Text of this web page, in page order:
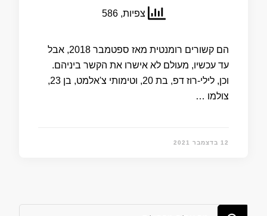
צפיות, 586
הם קשורים רומנטית מאז ספטמבר 2018, אבל
עד עכשיו, מעולם לא אישרו את הקשר ביניהם.
וכן, לילי-רוז דפ, בת 20, וטימותי צ'אלמט, בן 23,
צולמו …
12 בדצמבר 2021
מחפש/ת